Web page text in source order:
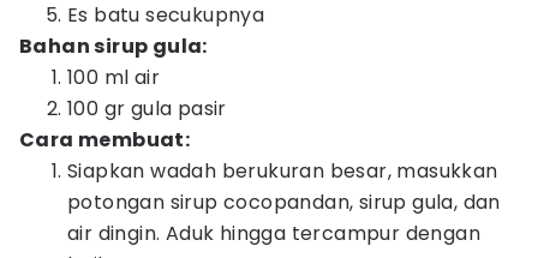
Es batu secukupnya
Bahan sirup gula:
100 ml air
100 gr gula pasir
Cara membuat:
Siapkan wadah berukuran besar, masukkan
potongan sirup cocopandan, sirup gula, dan
air dingin. Aduk hingga tercampur dengan